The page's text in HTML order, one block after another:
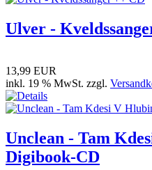
Ulver -
13,99 EUR
inkl. 19 % MwSt. zzgl.
Unclean - Tam
Digibook-CD